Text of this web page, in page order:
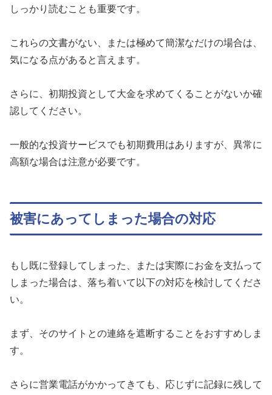
しっかり読むことも重要です。
これらの文書がない、または極めて簡潔なだけの場合は、
気になる点があると言えます。
さらに、初期投資として大金を求めてくることがないか確
認してください。
一般的な投資サービスでも初期費用はありますが、異常に
高額な場合は注意が必要です。
被害にあってしまった場合の対応
もし既に登録してしまった、または実際にお金を支払って
しまった場合は、落ち着いて以下の対応を検討してくださ
い。
まず、そのサイトとの連絡を遮断することをおすすめしま
す。
さらに営業電話がかかってきても、応じずに記録に残して